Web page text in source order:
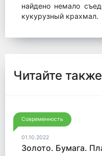
найдено немало
кукурузный крахмал.
Читайте
Современность
01.10.2022
Золото. Бумага.